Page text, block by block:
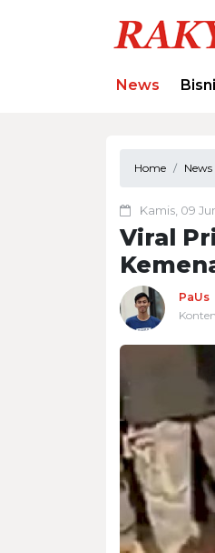
News
Home News
Kamis, 09
Viral
PaUs